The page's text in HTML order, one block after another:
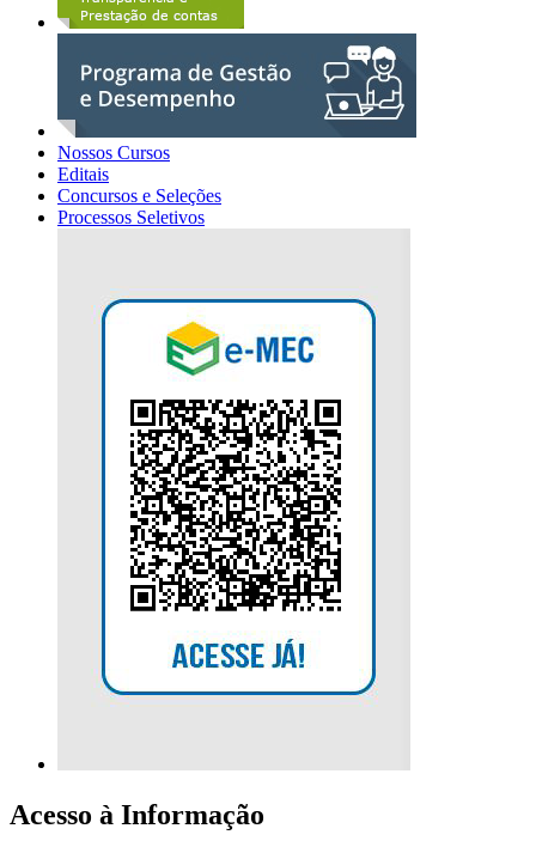
Nossos Cursos
Editais
Concursos e Seleções
Processos Seletivos
Acesso à Informação